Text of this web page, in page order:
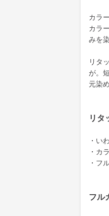
カラ
カラ
みを
リタ
が。
元染
リタ
・い
・カ
・フ
フル